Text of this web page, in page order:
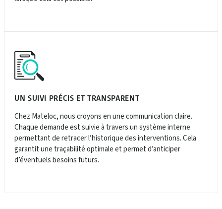
UN SUIVI PRÉCIS ET TRANSPARENT
Chez Mateloc, nous croyons en une communication claire.
Chaque demande est suivie à travers un système interne
permettant de retracer l’historique des interventions. Cela
garantit une traçabilité optimale et permet d’anticiper
d’éventuels besoins futurs.